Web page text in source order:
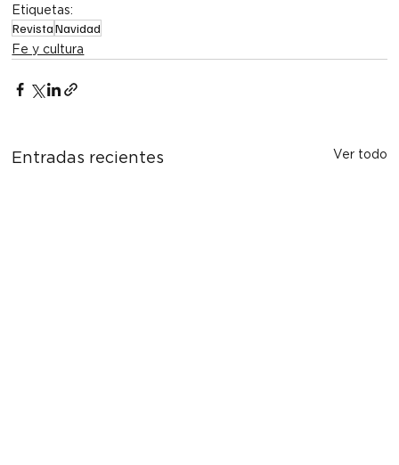
Etiquetas:
Revista Navidad
Fe y cultura
Entradas recientes Ver todo